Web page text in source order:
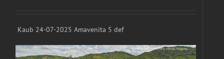
Kaub 24-07-2025 Amavenita 5 def